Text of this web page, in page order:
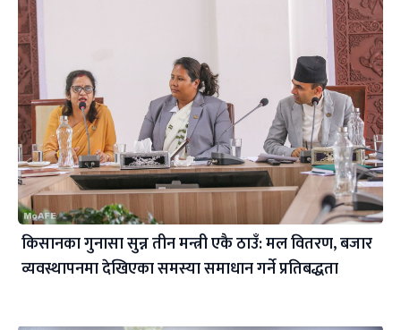
किसानका गुनासा सुन्न तीन मन्त्री एकै ठाउँ: मल वितरण, बजार
व्यवस्थापनमा देखिएका समस्या समाधान गर्ने प्रतिबद्धता